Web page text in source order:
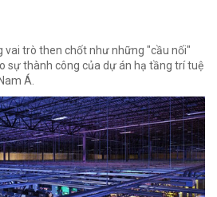
vai trò then chốt như những "cầu nối"
sự thành công của dự án hạ tầng trí tuệ
Á.